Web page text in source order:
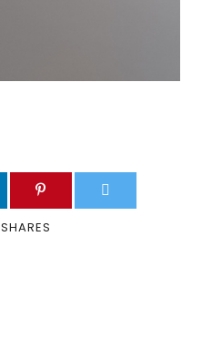
SHARES